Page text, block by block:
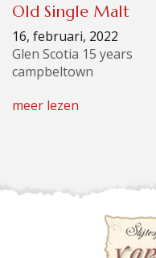
Old Single Malt
16, februari, 2022
Glen Scotia 15 years
campbeltown
meer lezen